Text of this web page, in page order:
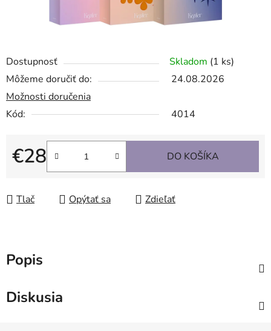
Dostupnosť Skladom (1 ks)
Môžeme doručiť do:
24.08.2026
Možnosti doručenia
Kód:
4014
€28
Jednotková cena:
DO KOŠÍKA
Tlač Opýtať sa Zdieľať
Popis
Diskusia